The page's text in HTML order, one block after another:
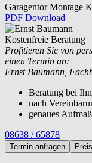
Garagentor Montage
PDF Download
Kostenfreie Beratung
Profitieren Sie von
einen Termin an:
Ernst Baumann,
Beratung bei
nach
genaues
08638 / 65878
Termin anfragen